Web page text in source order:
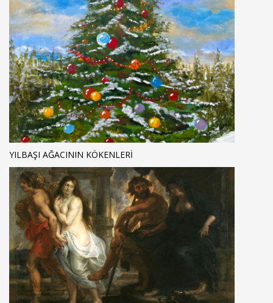
YILBAŞI AĞACININ KÖKENLERI